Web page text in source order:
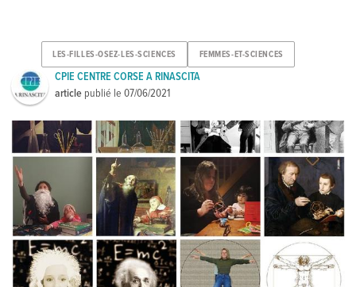
LES-FILLES-OSEZ-LES-SCIENCES FEMMES-ET-SCIENCES
CPIE CENTRE CORSE A RINASCITA
article publié le07/06/2021